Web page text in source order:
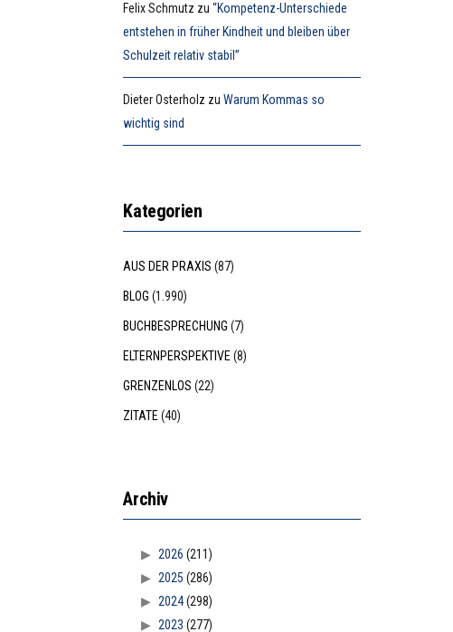
Felix Schmutz zu“Kompetenz-Unterschiede
entstehen in früher Kindheit und bleiben über
Schulzeit relativ stabil”
Dieter Osterholz zuWarum Kommas so
wichtig sind
Kategorien
AUS DER PRAXIS (87)
BLOG (1.990)
BUCHBESPRECHUNG (7)
ELTERNPERSPEKTIVE(8)
GRENZENLOS (22)
ZITATE(40)
Archiv
2026 (211)
2025 (286)
2024(298)
2023 (277)